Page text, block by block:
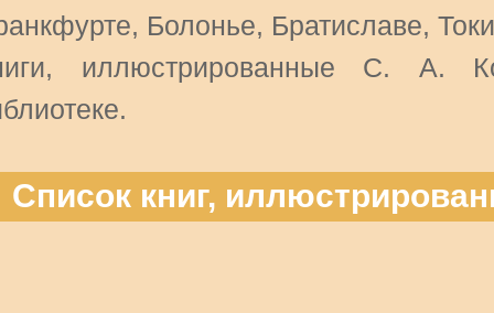
Болонье, Братиславе,
иллюстрированные С. А.
Список книг,